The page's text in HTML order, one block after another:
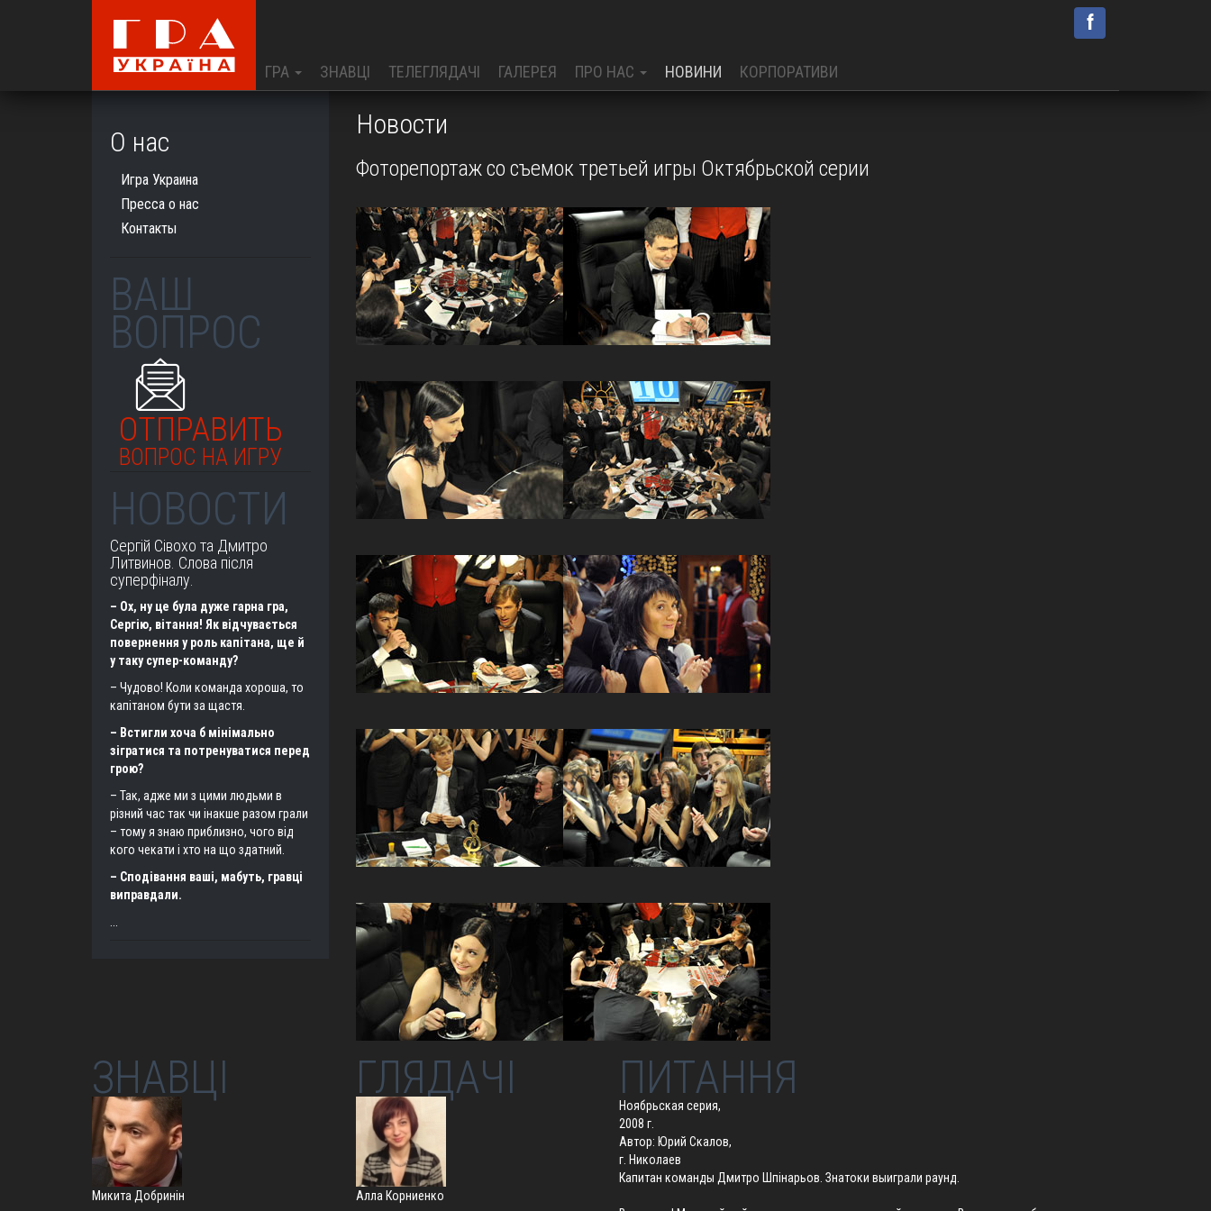
ГРА ЗНАВЦІ ТЕЛЕГЛЯДАЧІ ГАЛЕРЕЯ ПРО НАС НОВИНИ КОРПОРАТИВИ
f
Новости
Фоторепортаж со съемок третьей игры Октябрьской серии
О нас
Игра Украина
Пресса о нас
Контакты
ВАШ
ВОПРОС
ОТПРАВИТЬ
ВОПРОС НА ИГРУ
НОВОСТИ
Сергій Сівохо та Дмитро
Литвинов. Слова після
суперфіналу.
– Ох, ну це була дуже гарна гра,
Сергію, вітання! Як відчувається
повернення у роль капітана, ще й
у таку супер-команду?
– Чудово! Коли команда хороша, то
капітаном бути за щастя.
– Встигли хоча б мінімально
зігратися та потренуватися перед
грою?
– Так, адже ми з цими людьми в
різний час так чи інакше разом грали
– тому я знаю приблизно, чого від
кого чекати і хто на що здатний.
– Сподівання ваші, мабуть, гравці
виправдали.
ЗНАВЦІ
Микита Добринін
ГЛЯДАЧІ
Алла Корниенко
ПИТАННЯ
Ноябрьская серия,
2008 г.
Автор: Юрий Скалов,
г. Николаев
Капитан команды Дмитро Шпінарьов. Знатоки выиграли раунд.